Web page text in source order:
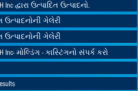
Inc દ્વારા ઉત્પાદિત ઉત્પાદનો.
ઉત્પાદનોની ગેલેરી
ઉત્પાદનોની ગેલેરી
Inc- મોલ્ડિંગ - કાસ્ટિંગનો સંપર્ક કરો